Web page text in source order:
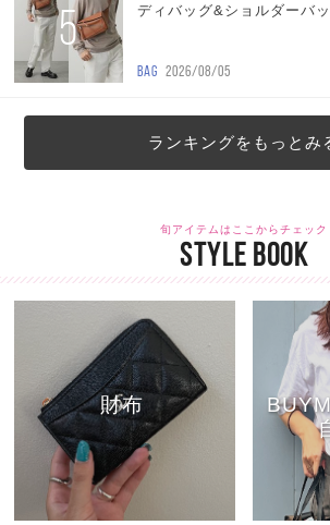
5
ディバッグ&ショルダーバ
BAG 2026/08/05
ランキングをもっとみ
旬アイテムはここからチェック
STYLE BOOK
財布